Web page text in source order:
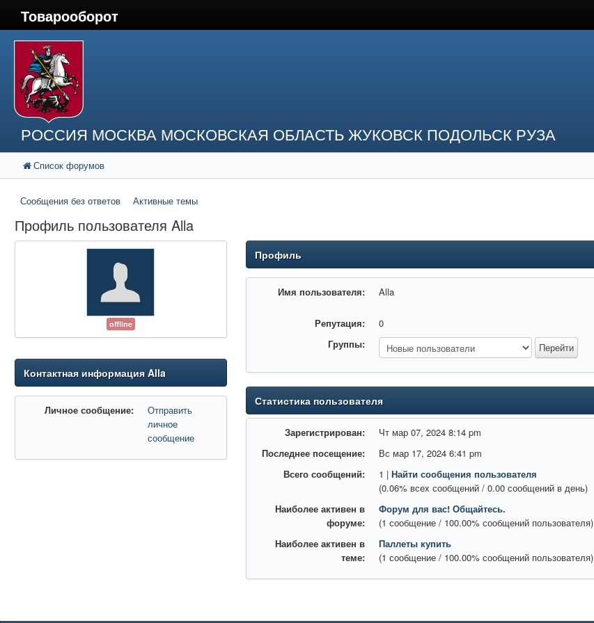
Товарооборот
РОССИЯ МОСКВА МОСКОВСКАЯ ОБЛАСТЬ ЖУКОВСК ПОДОЛЬСК РУЗА
Список форумов
Сообщения без ответов Активные темы
Профиль пользователя Alla
offline
Контактная информация Alla
Личное сообщение:
Отправить
личное
сообщение
Профиль
Имя пользователя: Alla
Репутация:
0
Группы:
Статистика пользователя
Зарегистрирован:
Чт мар 07, 2024 8:14 pm
Последнее посещение:
Вс мар 17, 2024 6:41 pm
Всего сообщений:
1 |Найти сообщения пользователя
(0.06% всех сообщений / 0.00 сообщений в день)
Наиболее активен в
форуме:
Форум для вас! Общайтесь.
(1 сообщение / 100.00% сообщений пользователя)
Наиболее активен в
теме:
Паллеты купить
(1 сообщение / 100.00% сообщений пользователя)